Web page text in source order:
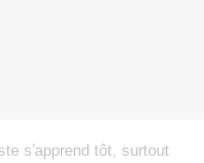
s'apprend tôt, surtout